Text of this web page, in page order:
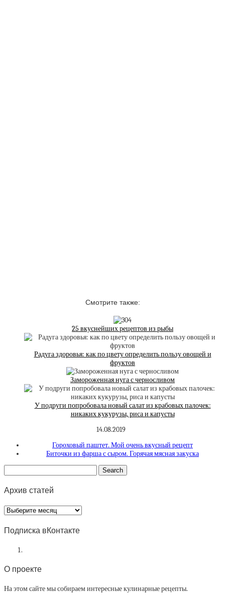
Смотрите также:
25 вкуснейших рецептов из рыбы
Радуга здоровья: как по цвету определить пользу овощей и
фруктов
Замороженная нуга с черносливом
У подруги попробовала новый салат из крабовых палочек:
никаких кукурузы, риса и капусты
14.08.2019
Гороховый паштет. Мой очень вкусный рецепт
Биточки из фарша с сыром. Горячая мясная закуска
Архив статей
Архив
статей
Подписка вКонтакте
О проекте
На этом сайте мы собираем интересные кулинарные рецепты.